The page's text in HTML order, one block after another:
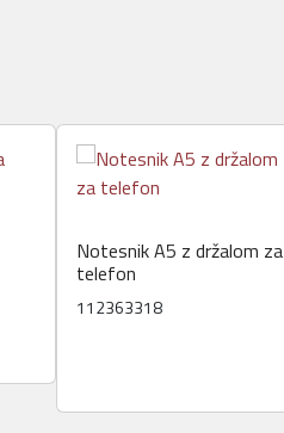
Notesnik A5 z držalom za
telefon
112363318